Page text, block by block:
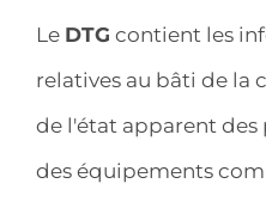
Le DTG contient les
relatives au bâti de la
de l'état apparent
des équipements